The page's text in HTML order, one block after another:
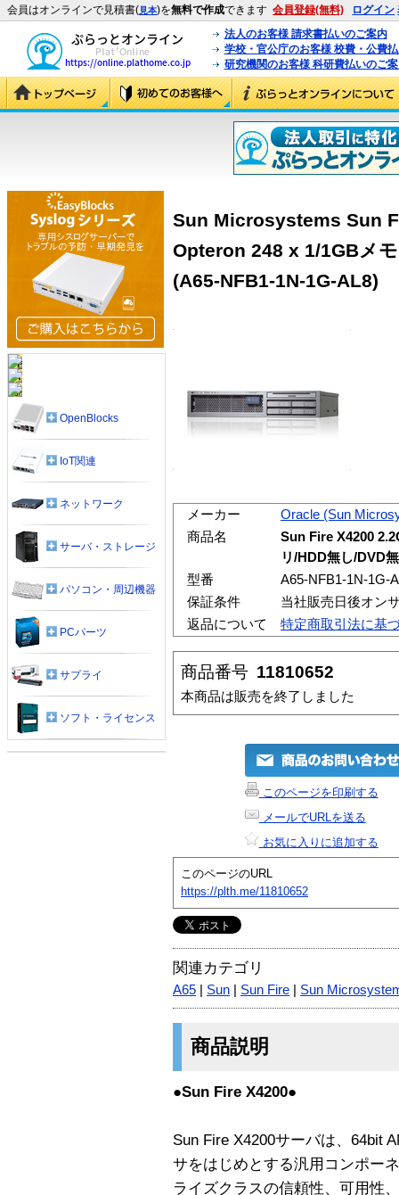
会員はオンラインで見積書(見本)を無料で作成できます 会員登録(無料) ログイン
法人のお客様 請求書払いのご案内
学校・官公庁のお客様 校費・公費
研究機関のお客様 科研費払いのご
Sun Microsystems Sun
Opteron 248 x 1/1GBメ
(A65-NFB1-1N-1G-AL8)
メーカー
Oracle (Sun
商品名
Sun Fire X4200
リ/HDD無し/DVD
型番
A65-NFB1-1N-1G-
保証条件
当社販売日後オン
返品について
特定商取引法に基
商品番号 11810652
本商品は販売を終了しました
このページを印刷する
メールでURLを送る
お気に入りに追加する
このページのURL
https://plth.me/11810652
関連カテゴリ
A65 Sun Sun Fire Sun
商品説明
●Sun Fire X4200●
Sun Fire X4200サーバは、64bit
サをはじめとする汎用コンポー
ライズクラスの信頼性、可用性
OpenBlocks
IoT関連
ネットワーク
サーバ・ストレージ
パソコン・周辺機器
PCパーツ
サプライ
ソフト・ライセンス